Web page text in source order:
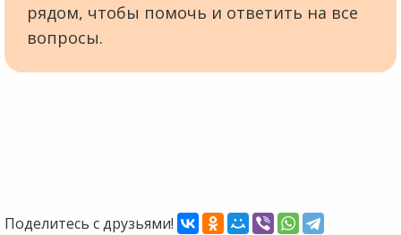
рядом, чтобы помочь и ответить на все
вопросы.
Поделитесь с друзьями!